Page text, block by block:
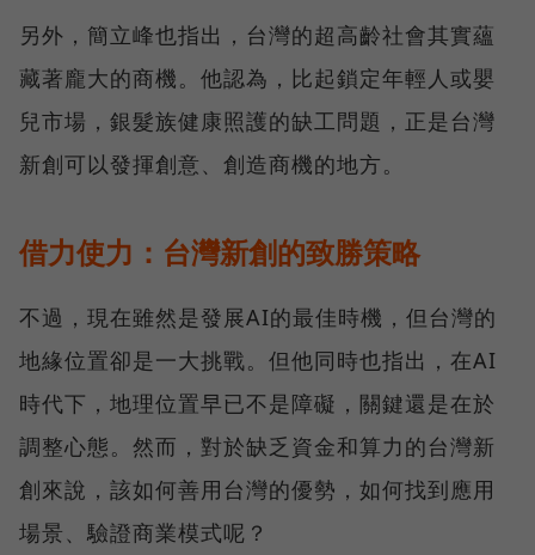
另外，簡立峰也指出，台灣的超高齡社會其實蘊
藏著龐大的商機。他認為，比起鎖定年輕人或嬰
兒市場，銀髮族健康照護的缺工問題，正是台灣
新創可以發揮創意、創造商機的地方。
借力使力：台灣新創的致勝策略
不過，現在雖然是發展AI的最佳時機，但台灣的
地緣位置卻是一大挑戰。但他同時也指出，在AI
時代下，地理位置早已不是障礙，關鍵還是在於
調整心態。然而，對於缺乏資金和算力的台灣新
創來說，該如何善用台灣的優勢，如何找到應用
場景、驗證商業模式呢？